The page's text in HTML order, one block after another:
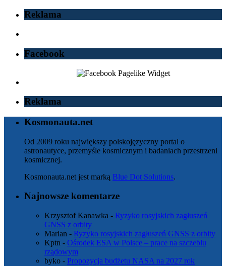
Reklama
Facebook
Reklama
Kosmonauta.net
Od 2009 roku największy polskojęzyczny portal o
astronautyce, przemyśle kosmicznym i badaniach przestrzeni
kosmicznej.
Kosmonauta.net jest marką Blue Dot Solutions.
Najnowsze komentarze
Krzysztof Kanawka - Ryzyko rosyjskich zagłuszeń
GNSS z orbity
Marian - Ryzyko rosyjskich zagłuszeń GNSS z orbity
Kptn - Ośrodek ESA w Polsce – prace na szczeblu
rządowym
byko - Propozycja budżetu NASA na 2027 rok